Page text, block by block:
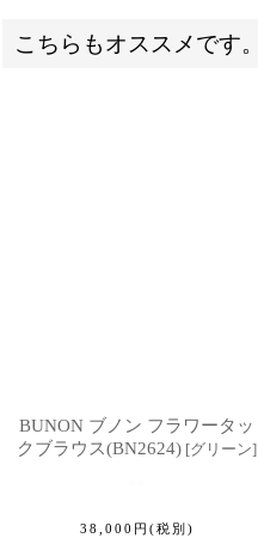
こちらもオススメです。
BUNON ブノン フラワータッ
クブラウス(BN2624) [グリーン]
38,000 円 (税別)